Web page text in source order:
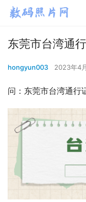
东莞市台湾通
hongyun003 2023年4
问：东莞市台湾通行